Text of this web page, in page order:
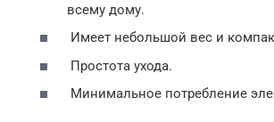
всему дому.
Имеет небольшой вес и
Простота ухода.
Минимальное потребление